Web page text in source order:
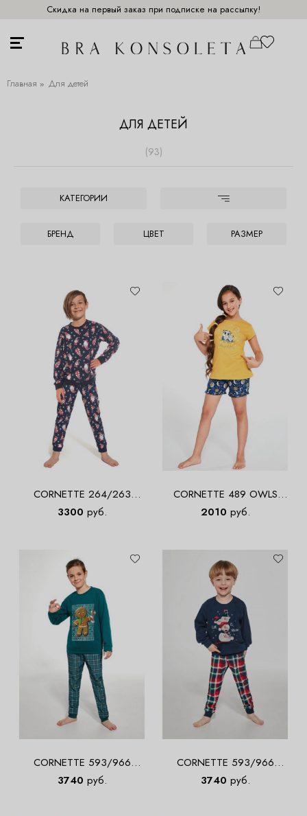
Скидка на первый заказ при подписке на рассылку!
Главная Для детей
ДЛЯ ДЕТЕЙ
(93)
КАТЕГОРИИ
БРЕНД ЦВЕТ РАЗМЕР
CORNETTE 264/263
GNOMES 3 Пижама для
3300 руб.
CORNETTE 489 OWLS
Пижама для девочек с
2010 руб.
CORNETTE 593/966
COOKIE 4 Пижама для
3740 руб.
CORNETTE 593/966
SNOWMAN 2 Пижама для
3740 руб.